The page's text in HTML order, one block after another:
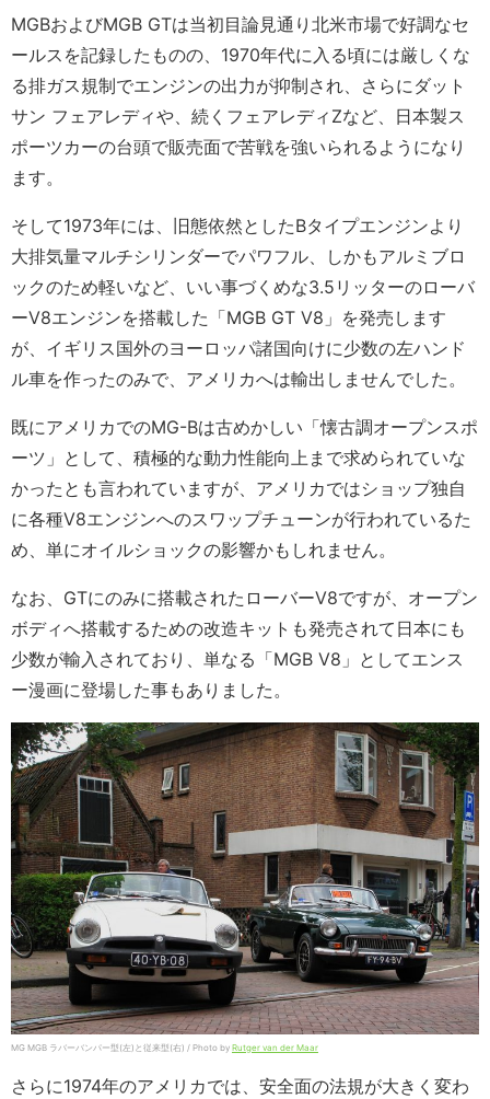
MGBおよびMGB GTは当初目論見通り北米市場で好調なセ
ールスを記録したものの、1970年代に入る頃には厳しくな
る排ガス規制でエンジンの出力が抑制され、さらにダット
サン フェアレディや、続くフェアレディZなど、日本製ス
ポーツカーの台頭で販売面で苦戦を強いられるようになり
ます。
そして1973年には、旧態依然としたBタイプエンジンより
大排気量マルチシリンダーでパワフル、しかもアルミブロ
ックのため軽いなど、いい事づくめな3.5リッターのローバ
ーV8エンジンを搭載した「MGB GT V8」を発売します
が、イギリス国外のヨーロッパ諸国向けに少数の左ハンド
ル車を作ったのみで、アメリカへは輸出しませんでした。
既にアメリカでのMG-Bは古めかしい「懐古調オープンスポ
ーツ」として、積極的な動力性能向上まで求められていな
かったとも言われていますが、アメリカではショップ独自
に各種V8エンジンへのスワップチューンが行われているた
め、単にオイルショックの影響かもしれません。
なお、GTにのみに搭載されたローバーV8ですが、オープン
ボディへ搭載するための改造キットも発売されて日本にも
少数が輸入されており、単なる「MGB V8」としてエンス
ー漫画に登場した事もありました。
MG MGB ラバーバンパー型(左)と従来型(右) / Photo by Rutger van der Maar
さらに1974年のアメリカでは、安全面の法規が大きく変わ